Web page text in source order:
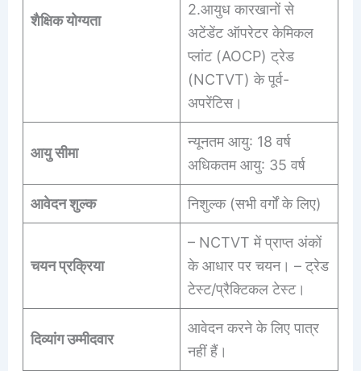
शैक्षिक योग्यता
2.आयुध कारखानों से
अटेंडेंट ऑपरेटर केमिकल
प्लांट (AOCP) ट्रेड
(NCTVT) के पूर्व-
अपरेंटिस।
आयु सीमा
न्यूनतम आयु: 18 वर्ष
अधिकतम आयु: 35 वर्ष
आवेदन शुल्क निशुल्क (सभी वर्गों के लिए)
चयन प्रक्रिया
– NCTVT में प्राप्त अंकों
के आधार पर चयन। – ट्रेड
टेस्ट/प्रैक्टिकल टेस्ट।
दिव्यांग उम्मीदवार
आवेदन करने के लिए पात्र
नहीं हैं।